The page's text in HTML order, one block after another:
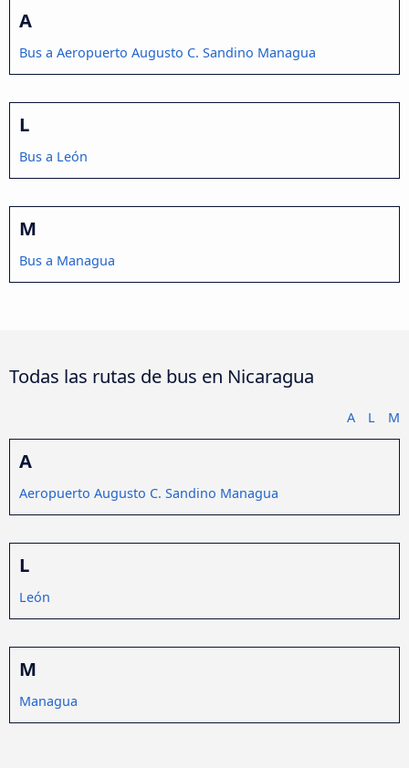
A
Bus a Aeropuerto Augusto C. Sandino Managua
L
Bus a León
M
Bus a Managua
Todas las rutas de bus en Nicaragua
A L M
A
Aeropuerto Augusto C. Sandino Managua
L
León
M
Managua